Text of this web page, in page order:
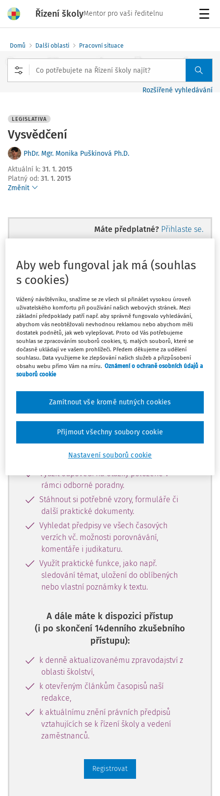
Řízení školyMentor pro vaši ředitelnu
Domů Další oblasti Pracovní situace
Rozšířené vyhledávání
LEGISLATIVA
Vysvědčení
PhDr. Mgr. Monika Puškinová Ph.D.
Aktuální k: 31. 1. 2015
Platný od: 31. 1. 2015
Změnit
Máte předplatné? Přihlaste se.
Tento dokument je jen pro
předplatitele.
Nemáte předplatné? Nevadí! Zaregistrujte
se, zadejte telefonní číslo a získejte
zdarma plný přístup do webové aplikace
na 14 dnů.
Se zkušební verzí můžete 14 dní
bezplatně:
Číst všechny odborné články z placené
sekce - Pracovní situace.
Kalendáři.
Využít odpovědi na otázky položené v
rámci odborné poradny.
Stáhnout si potřebné vzory, formuláře či
další praktické dokumenty.
Vyhledat předpisy ve všech časových
verzích vč. možnosti porovnávání,
komentáře i judikaturu.
Využít praktické funkce, jako např.
sledování témat, uložení do oblíbených
nebo vlastní poznámky k textu.
A dále máte k dispozici přístup
(i po skončení 14denního zkušebního
přístupu):
k denně aktualizovanému zpravodajství z
oblasti školství,
k otevřeným článkům časopisů naší
redakce,
k aktuálnímu znění právních předpisů
vztahujících se k řízení školy a vedení
zaměstnanců.
Registrovat
Aby web fungoval jak má (souhlas
s cookies)
Vážený návštěvníku, snažíme se ze všech sil přinášet vysokou úroveň
uživatelského komfortu při používání našich webových stránek. Mezi
základní předpoklady patří např. aby správně fungovalo vyhledávání,
abychom vás neobtěžovali nevhodnou reklamou nebo abychom měli
dostatek podnětů, jak web vylepšovat. Proto od Vás potřebujeme
souhlas se zpracováním souborů cookies, tj. malých souborů, které se
dočasně ukládají ve vašem prohlížeči. Předem děkujeme za udělení
souhlasu. Data využijeme ke zlepšování našich služeb a přizpůsobení
obsahu webu přímo Vám na míru. Oznámení o ochraně osobních údajů a
souborů cookie
Nastavení souborů cookie
Zamítnout vše kromě nutných cookies
Přijmout všechny soubory cookie